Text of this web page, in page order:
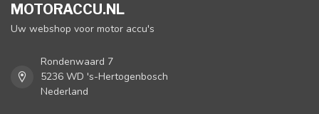
MOTORACCU.NL
Uw webshop voor motor accu's
Rondenwaard 7
5236 WD 's-Hertogenbosch
Nederland